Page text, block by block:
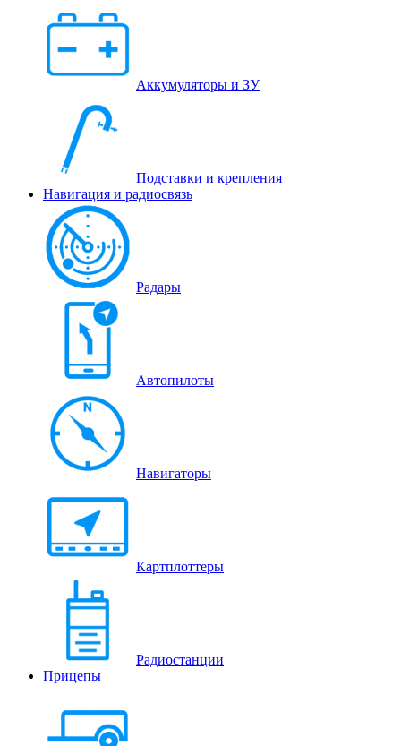
Аккумуляторы и ЗУ
Подставки и крепления
Навигация и радиосвязь
Радары
Автопилоты
Навигаторы
Картплоттеры
Радиостанции
Прицепы